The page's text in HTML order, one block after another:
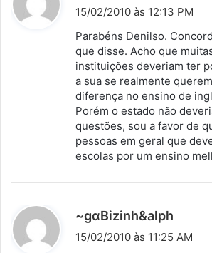
i
s
e
:
15/02/2010 às 12:13 PM
Parabéns Denilso.
que disse. Acho que
instituições deveriam ter
a sua se realmente
diferença no ensino de
Porém o estado não
questões, sou a favor de
pessoas em geral que
escolas por um ensino
~gαBizinh&alph
15/02/2010 às 11:25 AM